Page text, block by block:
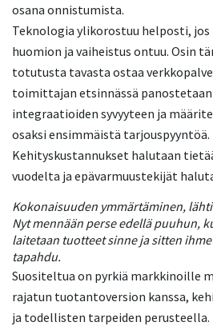
osana onnistumista.
Teknologia ylikorostuu helposti, jos
huomion ja vaiheistus ontuu. Osin
totutusta tavasta ostaa
toimittajan etsinnässä
integraatioiden syvyyteen ja
osaksi ensimmäistä tarjouspyyntöä.
Kehityskustannukset halutaan
vuodelta ja epävarmuustekijät
Kokonaisuuden ymmärtäminen,
Nyt mennään perse edellä puuhun,
laitetaan tuotteet sinne ja sitten
tapahdu.
Suositeltua on pyrkiä markkinoille
rajatun tuotantoversion kanssa,
ja todellisten tarpeiden perusteella.